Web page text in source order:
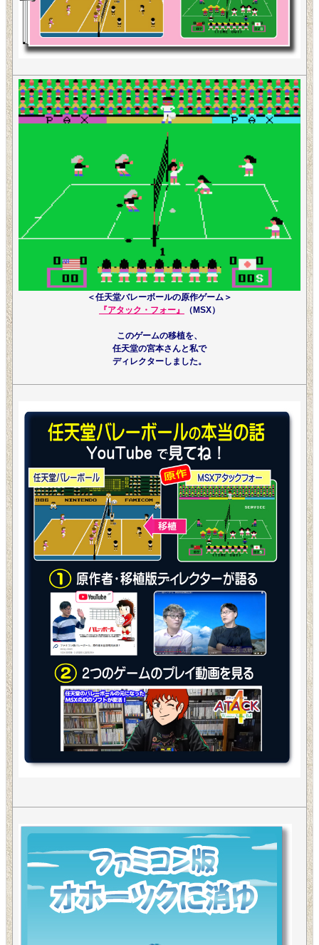
＜任天堂バレーボールの原作ゲーム＞
『アタック・フォー』
（MSX）
このゲームの移植を、
任天堂の宮本さんと私で
ディレクターしました。